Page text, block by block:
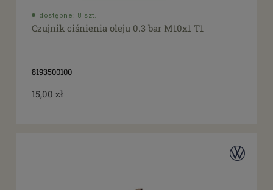
dostępne: 8 szt.
Czujnik ciśnienia oleju 0.3 bar M10x1 T1
8193500100
15,00 zł